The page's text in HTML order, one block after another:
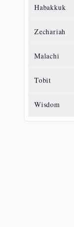
Habakkuk
Zechariah
Malachi
Tobit
Wisdom